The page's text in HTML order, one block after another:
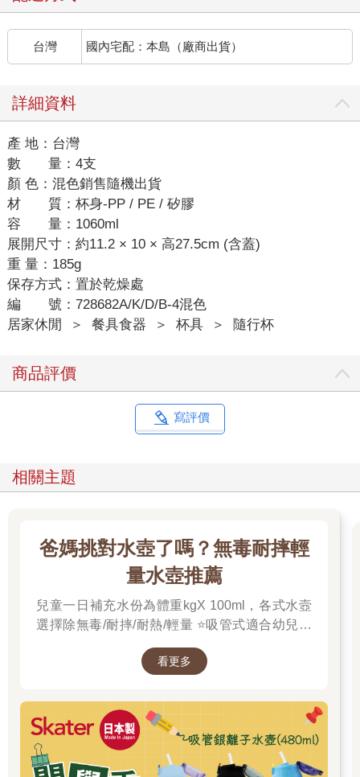
台灣 國內宅配：本島（廠商出貨）
詳細資料
產 地：台灣
數 量：4支
顏 色：混色銷售隨機出貨
材 質：杯身-PP / PE / 矽膠
容 量：1060ml
展開尺寸：約11.2 × 10 × 高27.5cm (含蓋)
重 量：185g
保存方式：置於乾燥處
編 號：728682A/K/D/B-4混色
居家休閒
＞ 餐具食器 ＞ 杯具 ＞ 隨行杯
商品評價
寫評價
相關主題
爸媽挑對水壺了嗎？無毒耐摔輕
量水壺推薦
兒童一日補充水份為體重kgX 100ml，各式水壼
選擇除無毒/耐摔/耐熱/輕量 ⭐️吸管式適合幼兒以
接飲用 ⭐️銀離子抗菌避免口水殘留發臭，保溫則
季！爸媽好輕鬆，教你一站購足！文具、書包、
書套參展品全面5折起！👉文具滿777送80元電
子禮券 ，滿1200再享金幣4%回饋！
看更多